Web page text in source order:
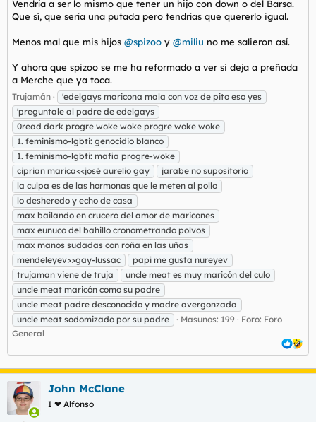
Vendría a ser lo mismo que tener un hijo con down o del Barsa.
Que sí, que sería una putada pero tendrías que quererlo igual.
Menos mal que mis hijos @spizoo y @miliu no me salieron así.
Y ahora que spizoo se me ha reformado a ver si deja a preñada
a Merche que ya toca.
Trujamán
'edelgays maricona mala con voz de pito eso yes
'preguntale al padre de edelgays
0read dark progre woke woke progre woke woke
1. feminismo-lgbti: genocidio blanco
1. feminismo-lgbti: mafia progre-woke
ciprian marica<<josé aurelio gay
jarabe no supositorio
la culpa es de las hormonas que le meten al pollo
lo desheredo y echo de casa
max bailando en crucero del amor de maricones
max eunuco del bahillo cronometrando polvos
max manos sudadas con roña en las uñas
mendeleyev>>gay-lussac
papi me gusta nureyev
trujaman viene de truja
uncle meat es muy maricón del culo
uncle meat maricón como su padre
uncle meat padre desconocido y madre avergonzada
uncle meat sodomizado por su padre
Masunos: 199 Foro: Foro
General
John McClane
I ❤ Alfonso